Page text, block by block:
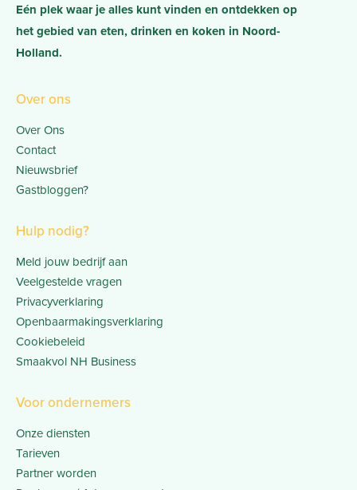
Eén plek waar je alles kunt vinden en ontdekken op
het gebied van eten, drinken en koken in Noord-
Holland.
Over ons
Over Ons
Contact
Nieuwsbrief
Gastbloggen?
Hulp nodig?
Meld jouw bedrijf aan
Veelgestelde vragen
Privacyverklaring
Openbaarmakingsverklaring
Cookiebeleid
Smaakvol NH Business
Voor ondernemers
Onze diensten
Tarieven
Partner worden